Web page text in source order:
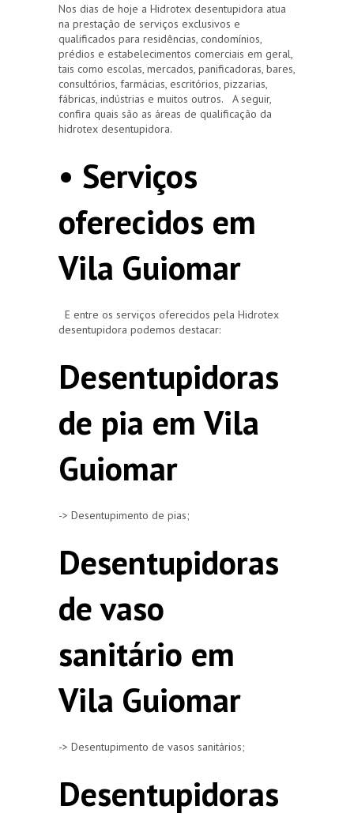
Nos dias de hoje a Hidrotex desentupidora atua
na prestação de serviços exclusivos e
qualificados para residências, condomínios,
prédios e estabelecimentos comerciais em geral,
tais como escolas, mercados, panificadoras, bares,
consultórios, farmácias, escritórios, pizzarias,
fábricas, indústrias e muitos outros. A seguir,
confira quais são as áreas de qualificação da
hidrotex desentupidora.
• Serviços
oferecidos em
Vila Guiomar
E entre os serviços oferecidos pela Hidrotex
desentupidora podemos destacar:
Desentupidoras
de pia em Vila
Guiomar
-> Desentupimento de pias;
Desentupidoras
de vaso
sanitário em
Vila Guiomar
-> Desentupimento de vasos sanitários;
Desentupidoras